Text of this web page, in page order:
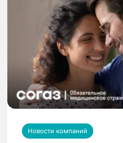
Новости компаний